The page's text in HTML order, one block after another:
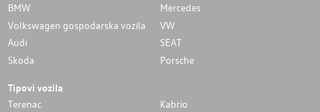
BMW
Mercedes
Volkswagen gospodarska vozila
VW
Audi
SEAT
Skoda
Porsche
Tipovi vozila
Terenac
Kabrio